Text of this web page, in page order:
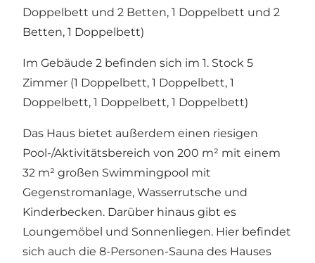
Doppelbett und 2 Betten, 1 Doppelbett und 2
Betten, 1 Doppelbett)
Im Gebäude 2 befinden sich im 1. Stock 5
Zimmer (1 Doppelbett, 1 Doppelbett, 1
Doppelbett, 1 Doppelbett, 1 Doppelbett)
Das Haus bietet außerdem einen riesigen
Pool-/Aktivitätsbereich von 200 m² mit einem
32 m² großen Swimmingpool mit
Gegenstromanlage, Wasserrutsche und
Kinderbecken. Darüber hinaus gibt es
Loungemöbel und Sonnenliegen. Hier befindet
sich auch die 8-Personen-Sauna des Hauses